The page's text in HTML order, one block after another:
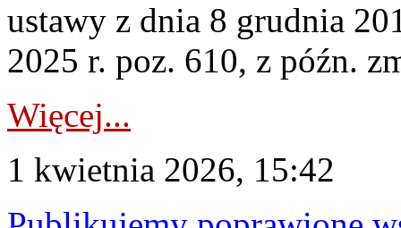
ustawy z dnia 8 grudnia
2025 r. poz. 610, z późn.
Więcej...
1 kwietnia 2026, 15:42